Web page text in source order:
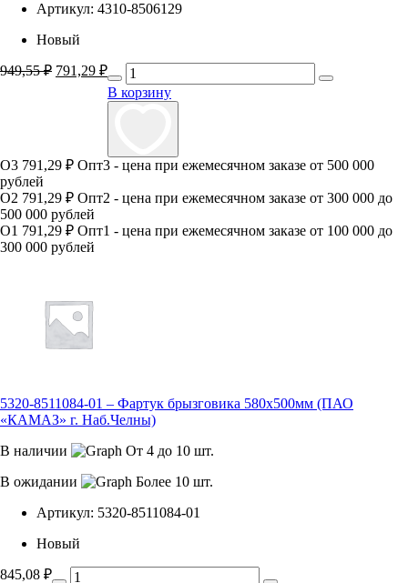
Артикул: 4310-8506129
Новый
949,55₽ Первоначальная
составляла
791,29 ₽ Текущая
цена:
791,29 ₽.
В корзину
О3 791,29 ₽ Опт3 - цена при ежемесячном заказе от 500 000
рублей
О2 791,29 ₽ Опт2 - цена при ежемесячном заказе от 300 000 до
500 000 рублей
О1 791,29 ₽ Опт1 - цена при ежемесячном заказе от 100 000 до
300 000 рублей
5320-8511084-01 – Фартук брызговика 580х500мм (ПАО
«КАМАЗ» г. Наб.Челны)
В наличии
От 4 до 10 шт.
В ожидании
Более 10 шт.
Артикул: 5320-8511084-01
Новый
845,08 ₽